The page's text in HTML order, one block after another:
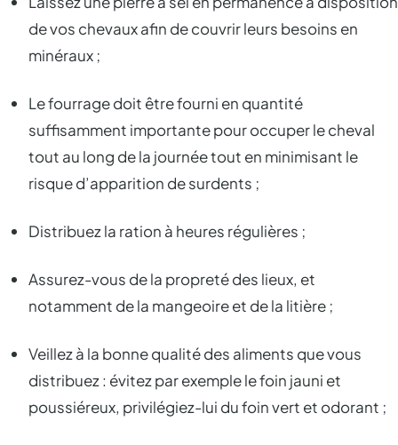
de vos chevaux afin de couvrir leurs besoins en
minéraux ;
Le fourrage doit être fourni en quantité
suffisamment importante pour occuper le cheval
tout au long de la journée tout en minimisant le
risque d’apparition de surdents ;
Distribuez la ration à heures régulières ;
Assurez-vous de la propreté des lieux, et
notamment de la mangeoire et de la litière ;
Veillez à la bonne qualité des aliments que vous
distribuez : évitez par exemple le foin jauni et
poussiéreux, privilégiez-lui du foin vert et odorant ;